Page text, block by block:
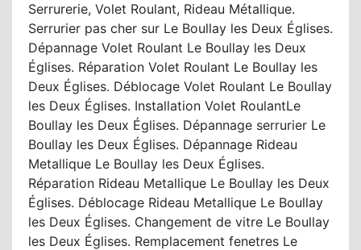
Serrurerie, Volet Roulant, Rideau Métallique.
Serrurier pas cher sur Le Boullay les Deux Églises.
Dépannage Volet Roulant Le Boullay les Deux
Églises. Réparation Volet Roulant Le Boullay les
Deux Églises. Déblocage Volet Roulant Le Boullay
les Deux Églises. Installation Volet RoulantLe
Boullay les Deux Églises. Dépannage serrurier Le
Boullay les Deux Églises. Dépannage Rideau
Metallique Le Boullay les Deux Églises.
Réparation Rideau Metallique Le Boullay les Deux
Églises. Déblocage Rideau Metallique Le Boullay
les Deux Églises. Changement de vitre Le Boullay
les Deux Églises. Remplacement fenetres Le